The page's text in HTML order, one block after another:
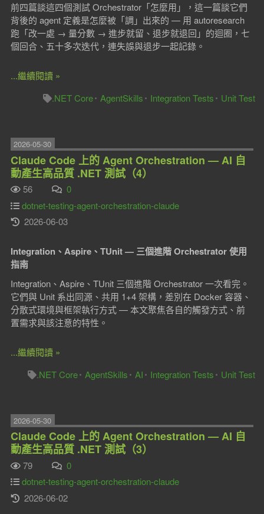
前四篇談這四個測試 Orchestrator「怎麼用」，這一篇談它們
背後的 agent 定義是怎麼被「調」出來的 — 用 autoresearch
跑「改一處 → 量分數 → 進步就留、退步就退回」的迴圈，七
個回合、五十多次迭代，連失誤與退步一起記錄。
...繼續閱讀 »
.NET Core
AgentSkills Integration Tests Unit Test
2026-05-30
Claude Code 上的 Agent Orchestration — AI 自
動產生高品質 .NET 測試（4）
56
0
dotnet-testing-agent-orchestration-claude
2026-06-03
Integration、Aspire、TUnit — 三個進階 Orchestrator 使用
指南
Integration、Aspire、TUnit 三個進階 Orchestrator 一次看完。
它們與 Unit 系出同源、共用 1+4 架構，差別在 Docker 容器、
分散式環境與框架執行方式 — 本文聚焦各自的觸發方式、前
置需求與該注意的特性。
...繼續閱讀 »
.NET Core
AgentSkills AI Integration Tests Unit Test
2026-05-30
Claude Code 上的 Agent Orchestration — AI 自
動產生高品質 .NET 測試（3）
79
0
dotnet-testing-agent-orchestration-claude
2026-06-02